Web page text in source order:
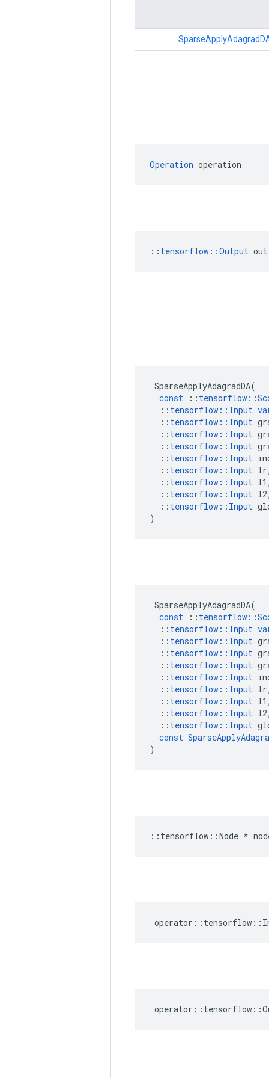
Operation operation
:: tensorflow::Output out
SparseApplyAdagradDA(
const
:: tensorflow ::
:: tensorflow :: Input
:: tensorflow :: Input
:: tensorflow :: Input
:: tensorflow :: Input
:: tensorflow :: Input
:: tensorflow :: Input lr
:: tensorflow :: Input l1
:: tensorflow :: Input l2
:: tensorflow :: Input
)
SparseApplyAdagradDA(
const
:: tensorflow ::
:: tensorflow :: Input
:: tensorflow :: Input
:: tensorflow :: Input
:: tensorflow :: Input
:: tensorflow :: Input
:: tensorflow :: Input lr
:: tensorflow :: Input l1
:: tensorflow :: Input l2
:: tensorflow :: Input
const
)
:: tensorflow ::Node *
operator :: tensorflow ::
operator :: tensorflow ::